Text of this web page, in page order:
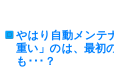
やはり自動メンテ
重い」のは、最初
も･･･？